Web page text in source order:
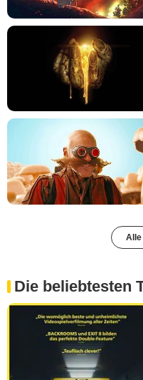
Alle
Die beliebtesten